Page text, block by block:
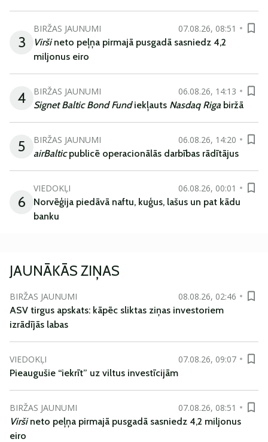
3
BIRŽAS JAUNUMI
07.08.26, 08:51
Viršineto peļņa pirmajā pusgadā sasniedz 4,2
miljonus eiro
4 BIRŽAS JAUNUMI
06.08.26, 14:13
Signet Baltic Bond Fundiekļauts Nasdaq Riga biržā
5 BIRŽAS JAUNUMI
06.08.26, 14:20
airBalticpublicē operacionālās darbības rādītājus
6
VIEDOKĻI
06.08.26, 00:01
Norvēģija piedāvā naftu, kuģus, lašus un pat kādu
banku
JAUNĀKĀS ZIŅAS
BIRŽAS JAUNUMI
08.08.26, 02:46
ASV tirgus apskats: kāpēc sliktas ziņas investoriem
izrādījās labas
VIEDOKĻI
07.08.26, 09:07
Pieaugušie “iekrīt” uz viltus investīcijām
BIRŽAS JAUNUMI
07.08.26, 08:51
Viršineto peļņa pirmajā pusgadā sasniedz 4,2 miljonus
eiro